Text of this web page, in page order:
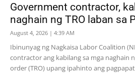
Government contractor,
naghain ng TRO laban sa
August 4, 2026 | 4:39 AM
Ibinunyag ng Nagkaisa Labor Coalition
contractor ang kabilang sa mga naghain
order (TRO) upang ipahinto ang